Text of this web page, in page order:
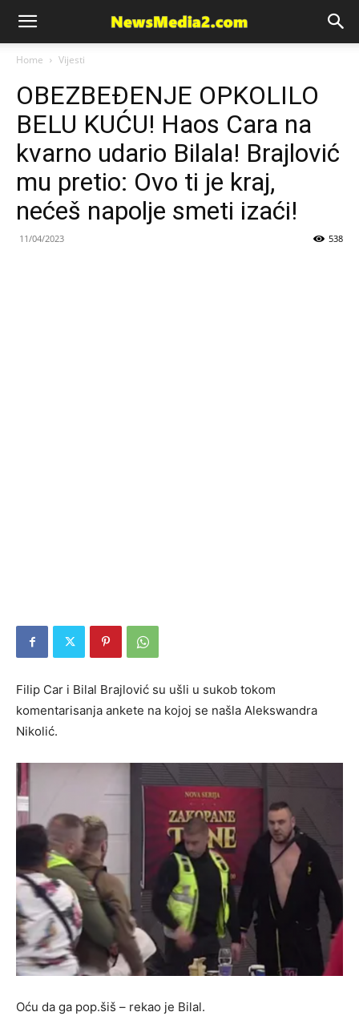
News
Media
Home Vijesti
OBEZBEĐENJE OPKOLILO
BELU KUĆU! Haos Cara na
kvarno udario Bilala! Brajlović
mu pretio: Ovo ti je kraj,
nećeš napolje smeti izaći!
11/04/2023 538
Filip Car i Bilal Brajlović su ušli u sukob tokom
komentarisanja ankete na kojoj se našla Alekswandra
Nikolić.
Oću da ga pop.šiš – rekao je Bilal.